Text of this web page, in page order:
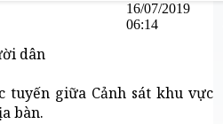
16/07/2019
06:14
dân
giữa Cảnh sát khu vực
bàn.